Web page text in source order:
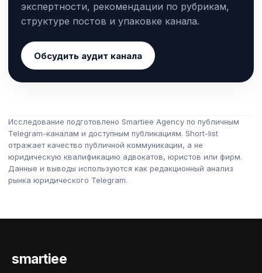
экспертности, рекомендации по рубрикам,
структуре постов и упаковке канала.
Обсудить аудит канала
Исследование подготовлено Smartiee Agency по публичным
Telegram-каналам и доступным публикациям. Short-list
отражает качество публичной коммуникации, а не
юридическую квалификацию адвокатов, юристов или фирм.
Данные и выводы используются как редакционный анализ
рынка юридического Telegram.
smartiee